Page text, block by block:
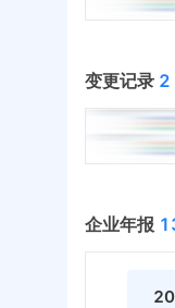
变更记录 2
企业年报